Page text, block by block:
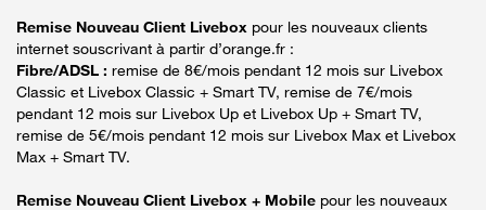
Remise Nouveau Client Livebox pour les nouveaux clients
internet souscrivant à partir d’orange.fr :
Fibre/ADSL : remise de 8€/mois pendant 12 mois sur Livebox
Classic et Livebox Classic + Smart TV, remise de 7€/mois
pendant 12 mois sur Livebox Up et Livebox Up + Smart TV,
remise de 5€/mois pendant 12 mois sur Livebox Max et Livebox
Max + Smart TV.
Remise Nouveau Client Livebox + Mobile pour les nouveaux